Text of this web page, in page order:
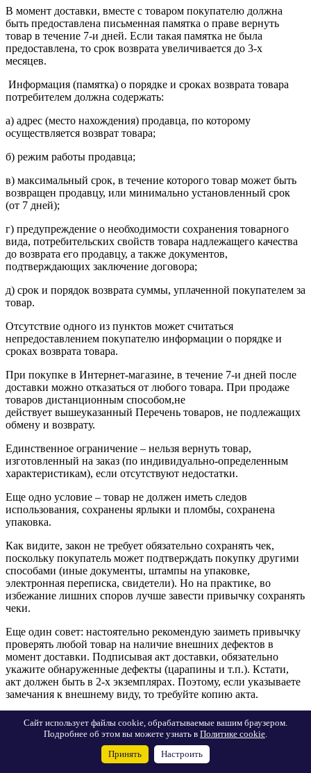
В момент доставки, вместе с товаром покупателю должна
быть предоставлена письменная памятка о праве вернуть
товар в течение 7-и дней. Если такая памятка не была
предоставлена, то срок возврата увеличивается до 3-х
месяцев.
Информация (памятка) о порядке и сроках возврата товара
потребителем должна содержать:
а) адрес (место нахождения) продавца, по которому
осуществляется возврат товара;
б) режим работы продавца;
в) максимальный срок, в течение которого товар может быть
возвращен продавцу, или минимально установленный срок
(от 7 дней);
г) предупреждение о необходимости сохранения товарного
вида, потребительских свойств товара надлежащего качества
до возврата его продавцу, а также документов,
подтверждающих заключение договора;
д) срок и порядок возврата суммы, уплаченной покупателем за
товар.
Отсутствие одного из пунктов может считаться
непредоставлением покупателю информации о порядке и
сроках возврата товара.
При покупке в Интернет-магазине, в течение 7-и дней после
доставки можно отказаться от любого товара. При продаже
товаров дистанционным способом,не
действует вышеуказанный Перечень товаров, не подлежащих
обмену и возврату.
Единственное ограничение – нельзя вернуть товар,
изготовленный на заказ (по индивидуально-определенным
характеристикам), если отсутствуют недостатки.
Еще одно условие – товар не должен иметь следов
использования, сохранены ярлыки и пломбы, сохранена
упаковка.
Как видите, закон не требует обязательно сохранять чек,
поскольку покупатель может подтверждать покупку другими
способами (иные документы, штампы на упаковке,
электронная переписка, свидетели). Но на практике, во
избежание лишних споров лучше завести привычку сохранять
чеки.
Еще один совет: настоятельно рекомендую заиметь привычку
проверять любой товар на наличие внешних дефектов в
момент доставки. Подписывая акт доставки, обязательно
укажите обнаруженные дефекты (царапины и т.п.). Кстати,
акт должен быть в 2-х экземплярах. Поэтому, если указываете
замечания к внешнему виду, то требуйте копию акта.
Также требуйте копию акта, когда товар доставляется в
разобранном виде (мебель и т.п.). В акте надо указать, что
товар доставлен в разобранном виде.
Указанный акт необходим на случай возникновения спора во
Сайт использует файлы cookie, обрабатываемые вашим браузером.
Подробнее об этом вы можете узнать в Политике cookie.
Принять Настроить